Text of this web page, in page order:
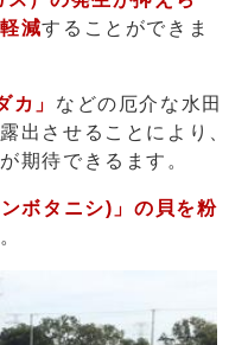
減することができま
カ」 などの厄介な水田
出させることにより、
が期待できるます。
ボタニシ)」の貝を粉